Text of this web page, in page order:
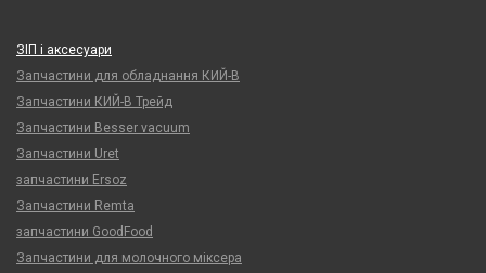
ЗІП і аксесуари
Запчастини для обладнання КИЙ-В
Запчастини КИЙ-В Трейд
Запчастини Besser vacuum
Запчастини Uret
запчастини Ersoz
Запчастини Remta
запчастини GoodFood
Запчастини для молочного міксера